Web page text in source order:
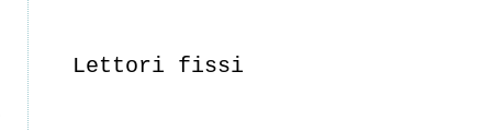
Lettori fissi